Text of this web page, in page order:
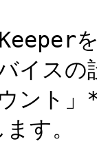
イス
ント
す。